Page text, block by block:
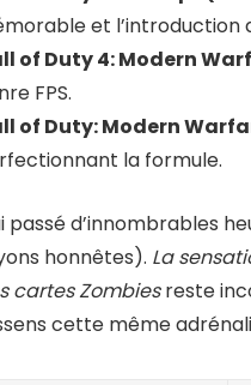
et l’introduction
of Duty 4: Modern
FPS.
of Duty: Modern
la formule.
passé d’innombrables
honnêtes). La
cartes Zombiesreste
cette même